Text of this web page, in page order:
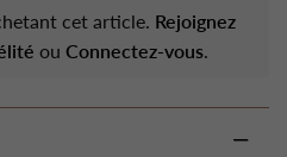
cet article. Rejoignez
ou Connectez-vous.